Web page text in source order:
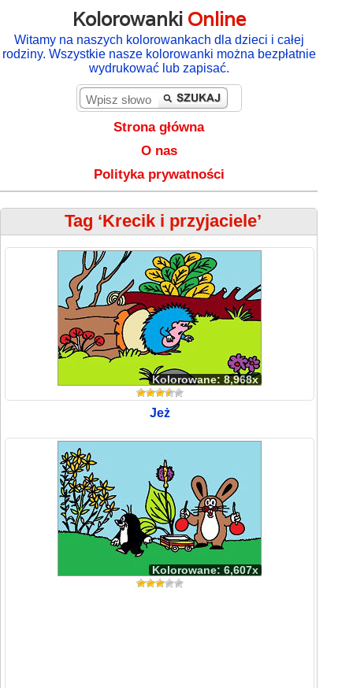
Kolorowanki Online
Witamy na naszych kolorowankach dla dzieci i całej
rodziny. Wszystkie nasze kolorowanki można bezpłatnie
wydrukować lub zapisać.
Strona główna
O nas
Polityka prywatności
Tag ‘Krecik i przyjaciele’
Kolorowane: 8,968x
Jeż
Kolorowane: 6,607x